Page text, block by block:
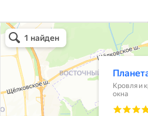
Планета кровли
Кровля и кровельные материалы в
Окна в Балашихе